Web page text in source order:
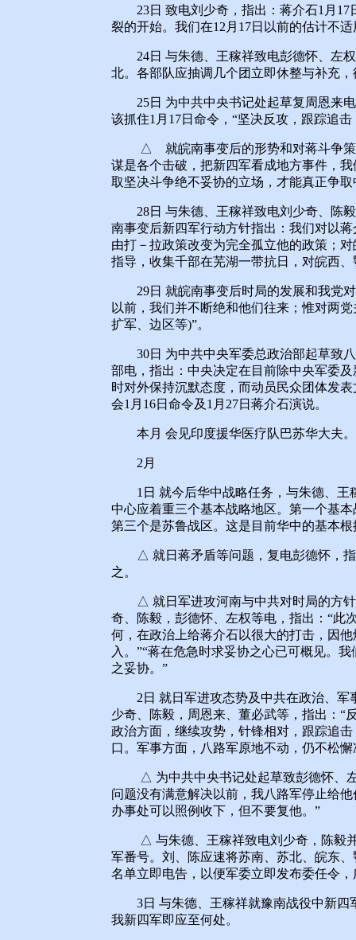
23日 致电刘少奇，指出：蒋介石1月17
裂的开始。我们在12月17日以前的估计不
24日 与朱德、王稼祥致电彭德怀、左权
北。各部队应抽调几个团立即休整与补充
25日 为中共中央书记处起草复周恩来电
该抓住1月17日命令，“坚决反攻，跟踪追
△ 就皖南事变后的形势和对蒋斗争策略
谋是各个击破，把新四军看成地方事件，
取坚决斗争绝不妥协的立场，才能真正争
28日 与朱德、王稼祥致电刘少奇、陈毅
南事变后新四军行动方针指出：我们对以
由打－拉政策改变为完全孤立他的政策；
指导，收集千部在芜湖一带抗日，对皖西
29日 就皖南事变后时局的发展和我党对
以前，我们并不断绝和他们往来；惟对两
扩军、边区等)”。
30日 为中共中央军委总政治部起草致八
部电，指出：中央决定在目前除中央军委
时对外保持沉默态度，而动员民众团体发
会1月16日命令及1月27日蒋介石演说。
本月 会见印度援华医疗队巴苏华大夫。
2月
1日 就今后华中战略任务，与朱德、王
中心应着重三个基本战略地区。第一个基
第三个是苏鲁战区。这是目前华中的基本
△ 就日蒋矛盾等问题，复电彭德怀，指
之。
△ 就日军进攻河南与中共对时局的方针
奇、陈毅，彭德怀、左权等电，指出：“此
何，在政治上给蒋介石以很大的打击，因
入。”“蒋在危急时求妥协之心已可概见。
之妥协。”
2日 就日军进攻态势及中共在政治、军
少奇、陈毅，周恩来、董必武等，指出：“
政治方面，继续攻势，针锋相对，跟踪追
口。军事方面，八路军原地不动，仍不松
△ 为中共中央书记处起草致彭德怀、左
问题没有满意解决以前，我八路军停止给
办事处可以照例收下，但不要复他。”
△ 与朱德、王稼祥致电刘少奇，陈毅并
军番号。刘、陈应速将苏南、苏北、皖东
名单立即电告，以便军委立即发布委任令，
3日 与朱德、王稼祥就豫南战役中新四
我新四军即应至何处。